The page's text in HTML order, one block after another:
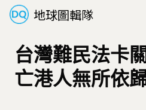
地球圖輯隊
台灣難民法卡
亡港人無所依